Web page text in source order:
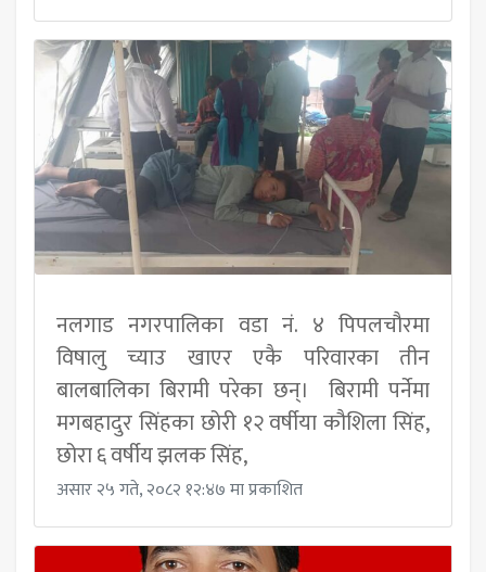
नलगाड नगरपालिका वडा नं. ४ पिपलचौरमा
विषालु च्याउ खाएर एकै परिवारका तीन
बालबालिका बिरामी परेका छन्। बिरामी पर्नेमा
मगबहादुर सिंहका छोरी १२ वर्षीया कौशिला सिंह,
छोरा ६ वर्षीय झलक सिंह,
असार २५ गते, २०८२ १२:४७ मा प्रकाशित